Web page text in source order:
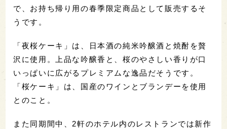
で、お持ち帰り用の春季限定商品として販売するそ
うです。
「夜桜ケーキ」は、日本酒の純米吟醸酒と焼酎を贅
沢に使用。上品な吟醸香と、桜のやさしい香りが口
いっぱいに広がるプレミアムな逸品だそうです。
「桜ケーキ」は、国産のワインとブランデーを使用
とのこと。
また同期間中、2軒のホテル内のレストランでは新作